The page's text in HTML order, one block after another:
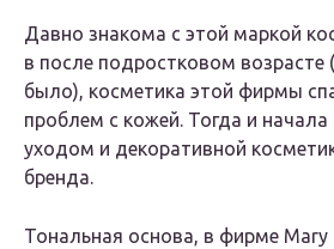
Давно знакома с этой маркой
в после подростковом возрасте
было), косметика этой фирмы
проблем с кожей. Тогда и начала
уходом и декоративной
бренда.
Тональная основа, в фирме Mary